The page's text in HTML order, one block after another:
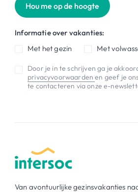
Hou me op de hoogte
Informatie over vakanties:
Met het gezin
Met
Door je in te schrijven ga je
privacyvoorwaardenen geef je
te contacteren via onze e-
Van avontuurlijke gezinsvakanties